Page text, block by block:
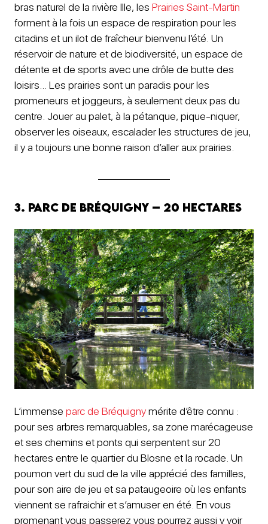
bras naturel de la rivière Ille, les Prairies Saint-Martin
forment à la fois un espace de respiration pour les
citadins et un ilot de fraîcheur bienvenu l’été. Un
réservoir de nature et de biodiversité, un espace de
détente et de sports avec une drôle de butte des
loisirs… Les prairies sont un paradis pour les
promeneurs et joggeurs, à seulement deux pas du
centre. Jouer au palet, à la pétanque, pique-niquer,
observer les oiseaux, escalader les structures de jeu,
il y a toujours une bonne raison d’aller aux prairies.
3. Parc de Bréquigny – 20 hectares
L’immense parc de Bréquignymérite d’être connu :
pour ses arbres remarquables, sa zone marécageuse
et ses chemins et ponts qui serpentent sur 20
hectares entre le quartier du Blosne et la rocade. Un
poumon vert du sud de la ville apprécié des familles,
pour son aire de jeu et sa pataugeoire où les enfants
viennent se rafraichir et s’amuser en été. En vous
promenant vous passerez vous pourrez aussi y voir